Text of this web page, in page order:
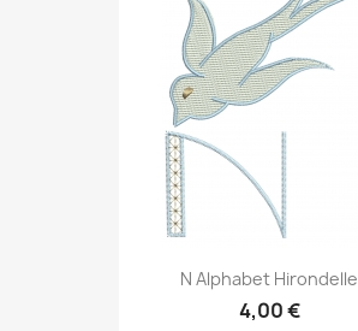
N Alphabet Hirondelle
4,00 €